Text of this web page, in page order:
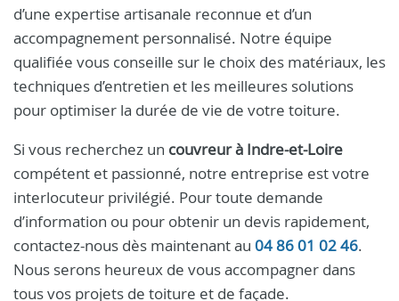
d’une expertise artisanale reconnue et d’un
accompagnement personnalisé. Notre équipe
qualifiée vous conseille sur le choix des matériaux, les
techniques d’entretien et les meilleures solutions
pour optimiser la durée de vie de votre toiture.
Si vous recherchez un couvreur à Indre-et-Loire
compétent et passionné, notre entreprise est votre
interlocuteur privilégié. Pour toute demande
d’information ou pour obtenir un devis rapidement,
contactez-nous dès maintenant au 04 86 01 02 46.
Nous serons heureux de vous accompagner dans
tous vos projets de toiture et de façade.